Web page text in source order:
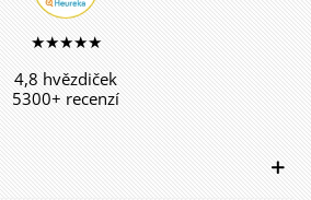
★★★★★
4,8 hvězdiček
5300+ recenzí